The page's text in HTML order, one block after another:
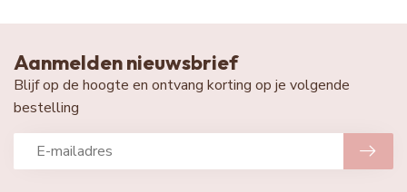
Aanmelden nieuwsbrief
Blijf op de hoogte en ontvang korting op je volgende
bestelling